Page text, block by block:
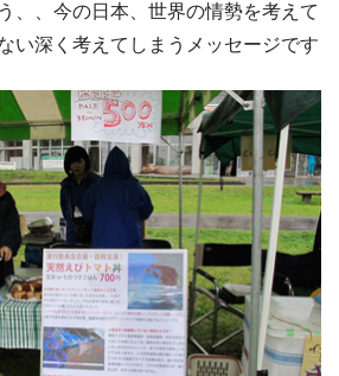
、、今の日本、世界の情勢を考えて
い深く考えてしまうメッセージです